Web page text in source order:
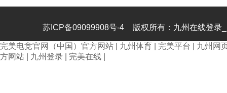
苏ICP备09099908号-4 版权所有：九州在线登录
完美电竞官网（中国）官方网站 九州体育 完美平台
九州网
方网站
九州登录 完美在线